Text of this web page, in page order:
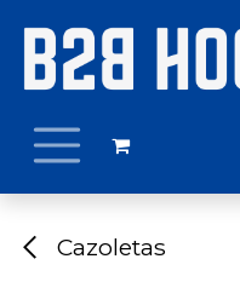
Cazoletas